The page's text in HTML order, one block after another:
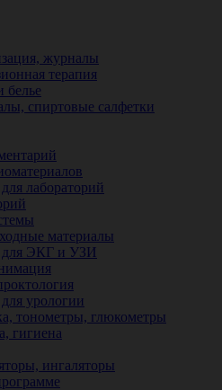
журналы
терапия
белье
спиртовые салфетки
лабораторий
материалы
для ЭКГ и УЗИ
урологии
тонометры, глюкометры
гигиена
ингаляторы